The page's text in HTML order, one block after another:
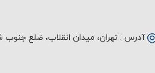
آدرس : تهران، میدان انقلاب، ضلع جنوب شرقی